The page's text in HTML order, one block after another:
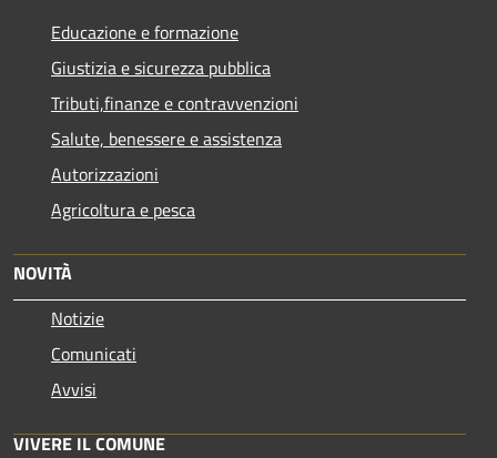
Educazione e formazione
Giustizia e sicurezza pubblica
Tributi,finanze e contravvenzioni
Salute, benessere e assistenza
Autorizzazioni
Agricoltura e pesca
NOVITÀ
Notizie
Comunicati
Avvisi
VIVERE IL COMUNE